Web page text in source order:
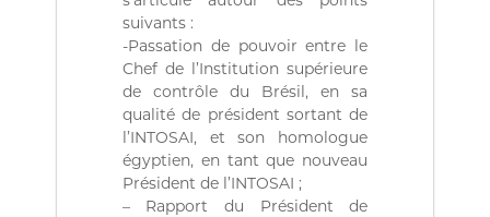
ـ
ة
s
u
b
l
i
q
u
e
s
suivants :
-Passation de pouvoir entre le
Chef de l’Institution supérieure
de contrôle du Brésil, en sa
qualité de président sortant de
l’INTOSAI, et son homologue
égyptien, en tant que nouveau
Président de l’INTOSAI ;
– Rapport du Président de